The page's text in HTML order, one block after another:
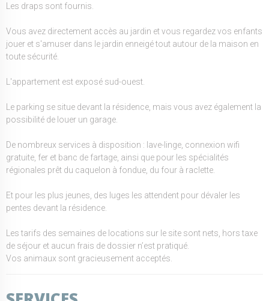
Les draps sont fournis.
Vous avez directement accès au jardin et vous regardez vos enfants
jouer et s'amuser dans le jardin enneigé tout autour de la maison en
toute sécurité.
L'appartement est exposé sud-ouest.
Le parking se situe devant la résidence, mais vous avez également la
possibilité de louer un garage.
De nombreux services à disposition : lave-linge, connexion wifi
gratuite, fer et banc de fartage, ainsi que pour les spécialités
régionales prêt du caquelon à fondue, du four à raclette.
Et pour les plus jeunes, des luges les attendent pour dévaler les
pentes devant la résidence.
Les tarifs des semaines de locations sur le site sont nets, hors taxe
de séjour et aucun frais de dossier n’est pratiqué.
Vos animaux sont gracieusement acceptés.